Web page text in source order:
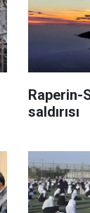
Raperin-
saldırısı